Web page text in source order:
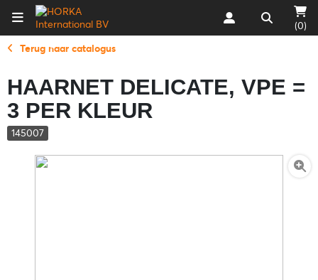
(0)
Terug naar catalogus
HAARNET DELICATE, VPE =
3 PER KLEUR
145007